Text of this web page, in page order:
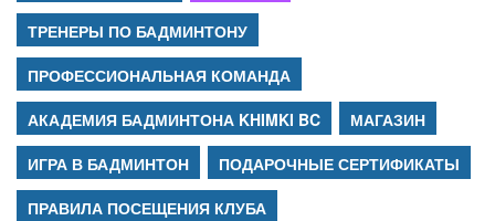
ТРЕНЕРЫ ПО БАДМИНТОНУ
ПРОФЕССИОНАЛЬНАЯ КОМАНДА
АКАДЕМИЯ БАДМИНТОНА KHIMKI BC
МАГАЗИН
ИГРА В БАДМИНТОН
ПОДАРОЧНЫЕ СЕРТИФИКАТЫ
ПРАВИЛА ПОСЕЩЕНИЯ КЛУБА